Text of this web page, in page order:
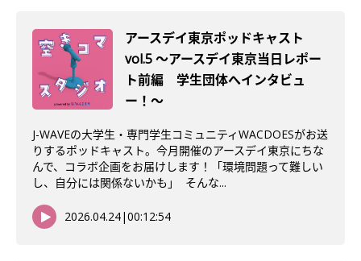
アースデイ東京ポッドキャスト
vol.5 〜アースデイ東京当日レポー
ト前編 学生団体へインタビュ
ー！〜
J-WAVEの大学生・専門学生コミュニティWACDOESがお送
りするポッドキャスト。今月開催のアースデイ東京にちな
んで、コラボ企画をお届けします！「環境問題って難しい
し、自分には関係ないかも」 そんな...
2026.04.24|00:12:54